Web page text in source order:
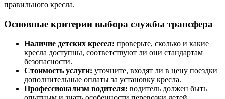
правильного кресла.
Основные критерии выбора службы трансфера
Наличие детских кресел: проверьте, сколько и какие
кресла доступны, соответствуют ли они стандартам
безопасности.
Стоимость услуги: уточните, входят ли в цену поездки
дополнительные оплаты за установку кресла.
Профессионализм водителя: водитель должен быть